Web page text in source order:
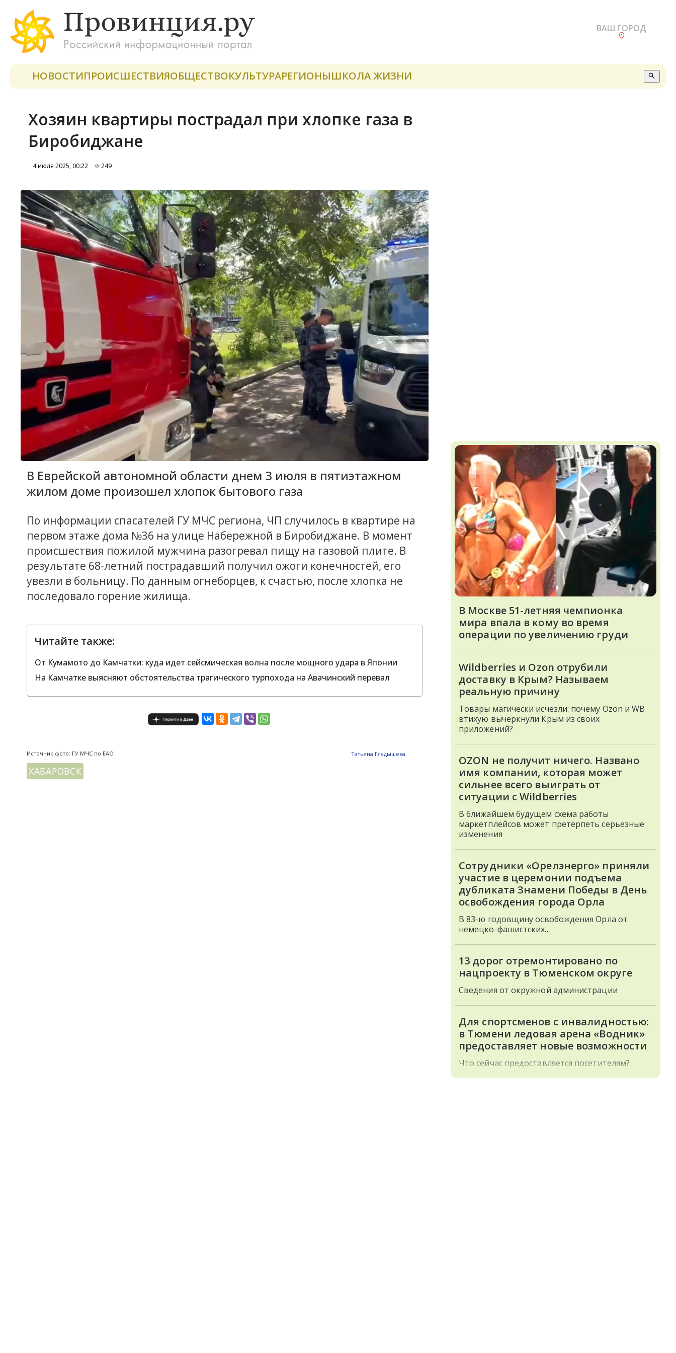
ВАШ ГОРОД
НОВОСТИПРОИСШЕСТВИЯОБЩЕСТВОКУЛЬТУРАРЕГИОНЫШКОЛА ЖИЗНИ
Хозяин квартиры пострадал при хлопке газа в
Биробиджане
4 июля 2025, 00:22 249
В Еврейской автономной области днем 3 июля в пятиэтажном
жилом доме произошел хлопок бытового газа
По информации спасателей ГУ МЧС региона, ЧП случилось в квартире на
первом этаже дома №36 на улице Набережной в Биробиджане. В момент
происшествия пожилой мужчина разогревал пищу на газовой плите. В
результате 68-летний пострадавший получил ожоги конечностей, его
увезли в больницу. По данным огнеборцев, к счастью, после хлопка не
последовало горение жилища.
Читайте также:
От Кумамото до Камчатки: куда идет сейсмическая волна после мощного удара в Японии
На Камчатке выясняют обстоятельства трагического турпохода на Авачинский перевал
Источник фото: ГУ МЧС по ЕАО Татьяна Гладышева
ХАБАРОВСК
В Москве 51-летняя чемпионка
мира впала в кому во время
операции по увеличению груди
Wildberries и Ozon отрубили
доставку в Крым? Называем
реальную причину
Товары магически исчезли: почему Ozon и WB
втихую вычеркнули Крым из своих
приложений?
OZON не получит ничего. Названо
имя компании, которая может
сильнее всего выиграть от
ситуации с Wildberries
В ближайшем будущем схема работы
маркетплейсов может претерпеть серьезные
изменения
Сотрудники «Орелэнерго» приняли
участие в церемонии подъема
дубликата Знамени Победы в День
освобождения города Орла
В 83-ю годовщину освобождения Орла от
немецко-фашистских...
13 дорог отремонтировано по
нацпроекту в Тюменском округе
Сведения от окружной администрации
Для спортсменов с инвалидностью:
в Тюмени ледовая арена «Водник»
предоставляет новые возможности
Что сейчас предоставляется посетителям?